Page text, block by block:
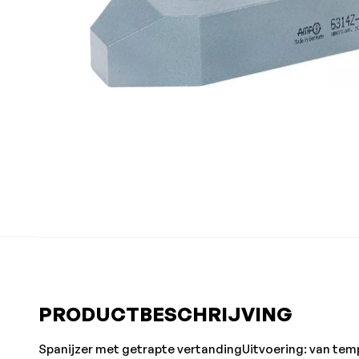
PRODUCTBESCHRIJVING
Spanijzer met getrapte vertandingUitvoering: van